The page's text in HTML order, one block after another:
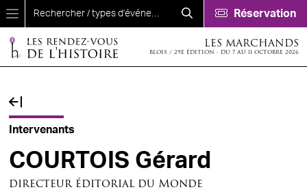
Aller au contenu principal
Réservation
LES MARCHANDS
BLOIS / 29E ÉDITION - DU 7 AU 11 OCTOBRE 2026
Fil d'Ariane
Intervenants
COURTOIS Gérard
directeur éditorial du Monde